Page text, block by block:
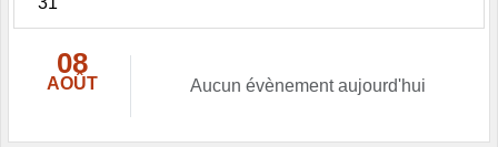
08
AOÛT Aucun évènement aujourd'hui